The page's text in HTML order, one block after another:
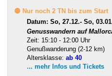
🟡 Nur noch 2 TN bis zum Start
Datum: So, 27.12.- So,
Genusswandern auf
Zeit: 15:10 - 12:00 Uhr
Genußwanderung (2-12 km)
Altersklasse: ab 40
... mehr Infos und Tickets